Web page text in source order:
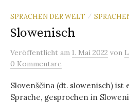
SPRACHEN DER WELT /
Slowenisch
Veröffentlicht am 1. Mai 2022 von
0 Kommentare
Slovenščina (dt. slowenisch) ist
Sprache, gesprochen in